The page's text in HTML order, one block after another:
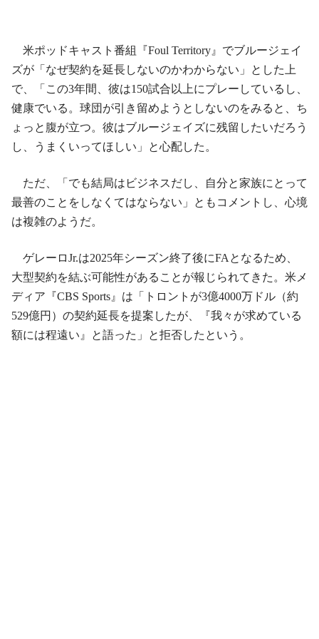
米ポッドキャスト番組『Foul Territory』でブルージェイ
ズが「なぜ契約を延長しないのかわからない」とした上
で、「この3年間、彼は150試合以上にプレーしているし、
健康でいる。球団が引き留めようとしないのをみると、ち
ょっと腹が立つ。彼はブルージェイズに残留したいだろう
し、うまくいってほしい」と心配した。
ただ、「でも結局はビジネスだし、自分と家族にとって
最善のことをしなくてはならない」ともコメントし、心境
は複雑のようだ。
ゲレーロJr.は2025年シーズン終了後にFAとなるため、
大型契約を結ぶ可能性があることが報じられてきた。米メ
ディア『CBS Sports』は「トロントが3億4000万ドル（約
529億円）の契約延長を提案したが、『我々が求めている
額には程遠い』と語った」と拒否したという。